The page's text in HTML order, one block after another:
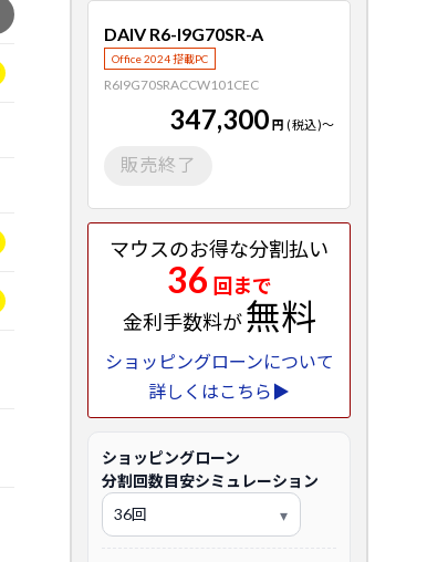
DAIV R6-I9G70SR-A
Office 2024 搭載PC
R6I9G70SRACCW101CEC
347,300 円 (税込)～
販売終了
マウスのお得な分割払い
36 回まで
金利手数料が無料
ショッピングローンについて
詳しくはこちら▶
ショッピングローン
分割回数目安シミュレーション